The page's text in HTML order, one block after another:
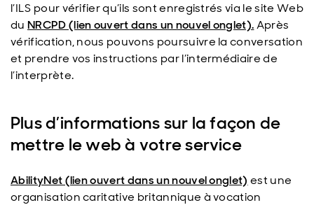
l’ILS pour vérifier qu’ils sont enregistrés via le site Web
du NRCPD (lien ouvert dans un nouvel onglet).Après
vérification, nous pouvons poursuivre la conversation
et prendre vos instructions par l’intermédiaire de
l’interprète.
Plus d’informations sur la façon de
mettre le web à votre service
AbilityNet (lien ouvert dans un nouvel onglet) est une
organisation caritative britannique à vocation